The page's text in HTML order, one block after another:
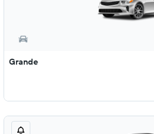
Grande